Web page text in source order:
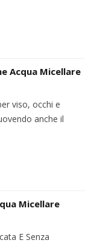
Acqua Micellare
viso, occhi e
anche il
Micellare
E Senza